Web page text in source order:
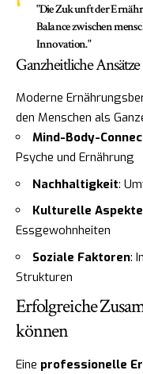
"Die Zukunft der
Balance zwischen
Innovation."
Ganzheitliche Ansätze
Moderne
den Menschen als
Mind-Body-
Psyche und Ernährung
Nachhaltigkeit:
Kulturelle Aspekte
Essgewohnheiten
Soziale Faktoren:
Strukturen
Erfolgreiche
können
Eine professionelle